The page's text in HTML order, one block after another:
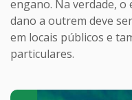
engano. Na verdade, o
dano a outrem deve
em locais públicos e
particulares.